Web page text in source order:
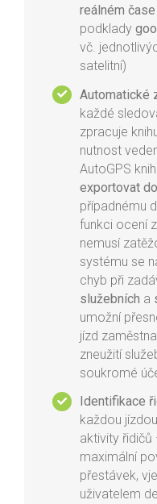
reálném čase
podklady
vč.
satelitní)
Automatické
každé
zpracuje
nutnost
AutoGPS
exportovat
případnému
funkci ocení
nemusí
systému se
chyb při
služebních a
umožní
jízd
zneužití
soukromé
Identifikace
každou
aktivity řidičů
maximální
přestávek,
uživatelem